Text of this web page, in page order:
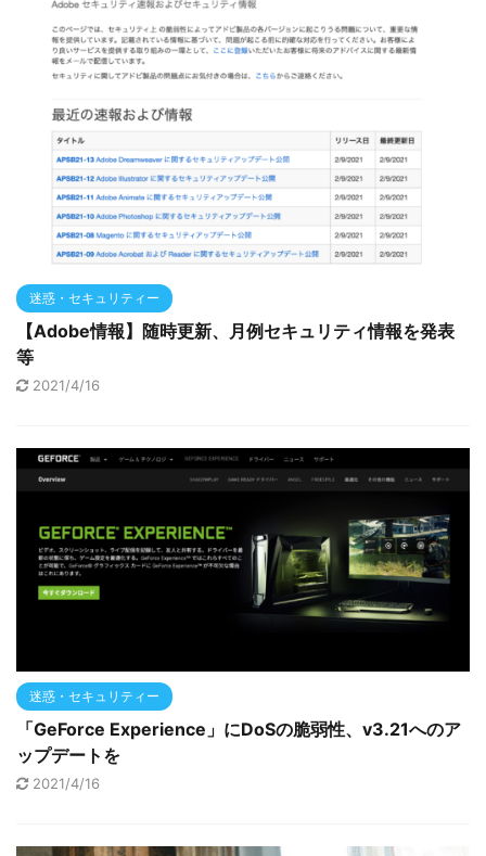
迷惑・セキュリティー
【Adobe情報】随時更新、月例セキュリティ情報を発表
等
2021/4/16
迷惑・セキュリティー
「GeForce Experience」にDoSの脆弱性、v3.21へのア
ップデートを
2021/4/16